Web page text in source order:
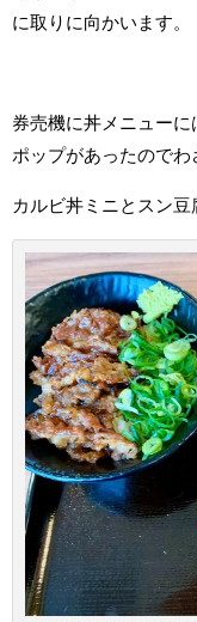
に取りに向かいます。
券売機に丼メニュー
ポップがあったのでわ
カルビ丼ミニとスン豆